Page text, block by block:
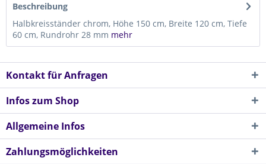
Beschreibung
Halbkreisständer chrom, Höhe 150 cm, Breite 120 cm, Tiefe
60 cm, Rundrohr 28 mm mehr
Kontakt für Anfragen
Infos zum Shop
Allgemeine Infos
Zahlungsmöglichkeiten